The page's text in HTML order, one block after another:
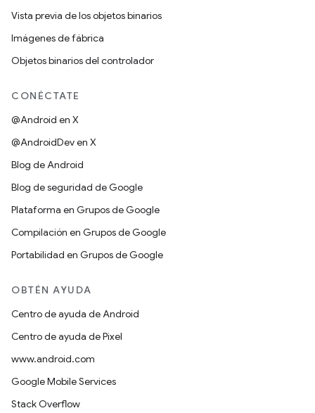
Vista previa de los objetos binarios
Imágenes de fábrica
Objetos binarios del controlador
CONÉCTATE
@Android en X
@AndroidDev en X
Blog de Android
Blog de seguridad de Google
Plataforma en Grupos de Google
Compilación en Grupos de Google
Portabilidad en Grupos de Google
OBTÉN AYUDA
Centro de ayuda de Android
Centro de ayuda de Pixel
www.android.com
Google Mobile Services
Stack Overflow